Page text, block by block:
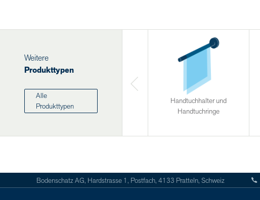
Weitere
Produkttypen
Alle
Produkttypen
Handtuchhalter und
Handtuchringe
Bodenschatz AG, Hardstrasse 1, Postfach, 4133 Pratteln, Schweiz